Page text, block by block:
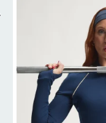
ほしいものリストに追